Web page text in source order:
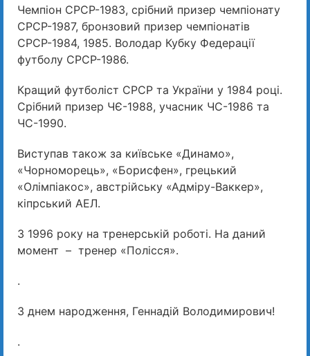
Чемпіон СРСР-1983, срібний призер чемпіонату
СРСР-1987, бронзовий призер чемпіонатів
СРСР-1984, 1985. Володар Кубку Федерації
футболу СРСР-1986.
Кращий футболіст СРСР та України у 1984 році.
Срібний призер ЧЄ-1988, учасник ЧС-1986 та
ЧС-1990.
Виступав також за київське «Динамо»,
«Чорноморець», «Борисфен», грецький
«Олімпіакос», австрійську «Адміру-Ваккер»,
кіпрський АЕЛ.
З 1996 року на тренерській роботі. На даний
момент – тренер «Полісся».
.
З днем народження, Геннадій Володимирович!
.